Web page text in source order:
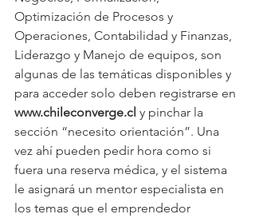
Optimización de Procesos y
Operaciones, Contabilidad y Finanzas,
Liderazgo y Manejo de equipos, son
algunas de las temáticas disponibles y
para acceder solo deben registrarse en
www.chileconverge.cl y pinchar la
sección “necesito orientación”. Una
vez ahí pueden pedir hora como si
fuera una reserva médica, y el sistema
le asignará un mentor especialista en
los temas que el emprendedor